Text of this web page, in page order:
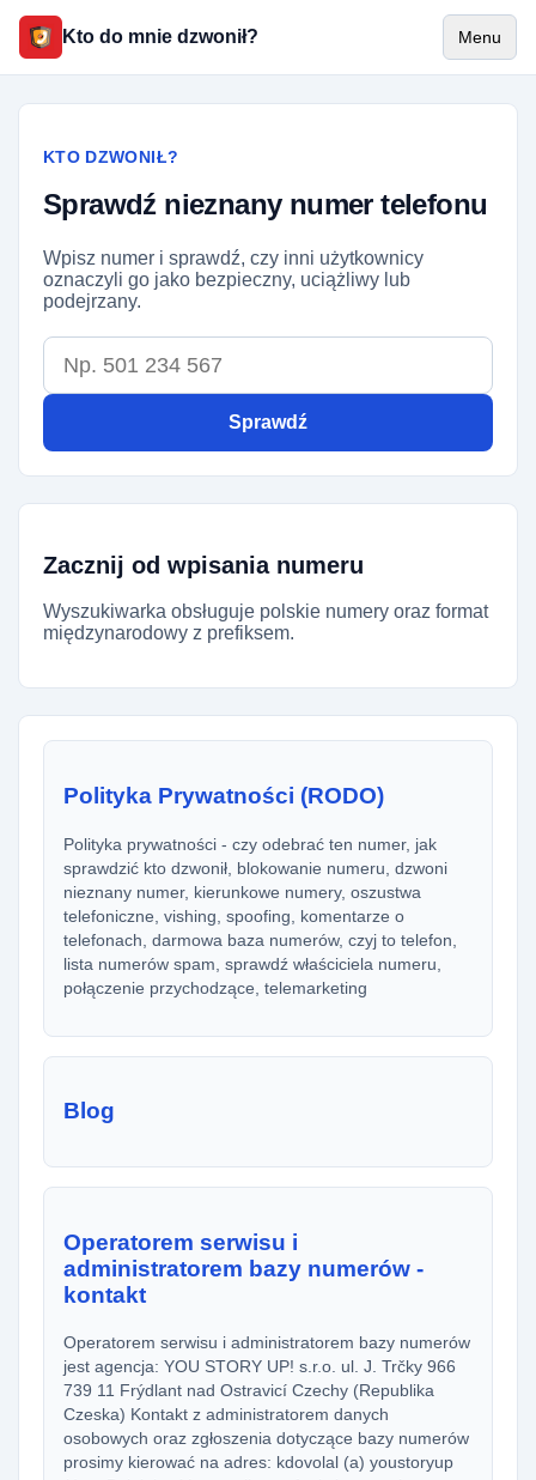
Kto do mnie dzwonił? Menu
KTO DZWONIŁ?
Sprawdź nieznany numer telefonu
Wpisz numer i sprawdź, czy inni użytkownicy
oznaczyli go jako bezpieczny, uciążliwy lub
podejrzany.
Numer telefonu
Sprawdź
Zacznij od wpisania numeru
Wyszukiwarka obsługuje polskie numery oraz format
międzynarodowy z prefiksem.
Polityka Prywatności (RODO)
Polityka prywatności - czy odebrać ten numer, jak
sprawdzić kto dzwonił, blokowanie numeru, dzwoni
nieznany numer, kierunkowe numery, oszustwa
telefoniczne, vishing, spoofing, komentarze o
telefonach, darmowa baza numerów, czyj to telefon,
lista numerów spam, sprawdź właściciela numeru,
połączenie przychodzące, telemarketing
Blog
Operatorem serwisu i
administratorem bazy numerów -
kontakt
Operatorem serwisu i administratorem bazy numerów
jest agencja: YOU STORY UP! s.r.o. ul. J. Trčky 966
739 11 Frýdlant nad Ostravicí Czechy (Republika
Czeska) Kontakt z administratorem danych
osobowych oraz zgłoszenia dotyczące bazy numerów
prosimy kierować na adres: kdovolal (a) youstoryup